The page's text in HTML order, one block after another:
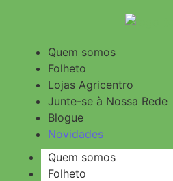
Quem somos
Folheto
Lojas Agricentro
Junte-se à Nossa Rede
Blogue
Novidades
Quem somos
Folheto